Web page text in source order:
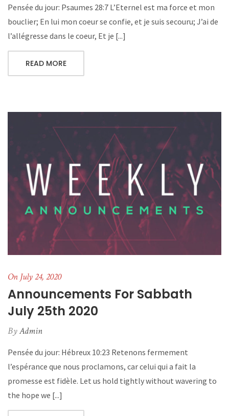
Pensée du jour: Psaumes 28:7 L’Eternel est ma force et mon
bouclier; En lui mon coeur se confie, et je suis secouru; J’ai de
l’allégresse dans le coeur, Et je [...]
READ MORE
On July 24, 2020
Announcements For Sabbath
July 25th 2020
ByAdmin
Pensée du jour: Hébreux 10:23 Retenons fermement
l’espérance que nous proclamons, car celui qui a fait la
promesse est fidèle. Let us hold tightly without wavering to
the hope we [...]